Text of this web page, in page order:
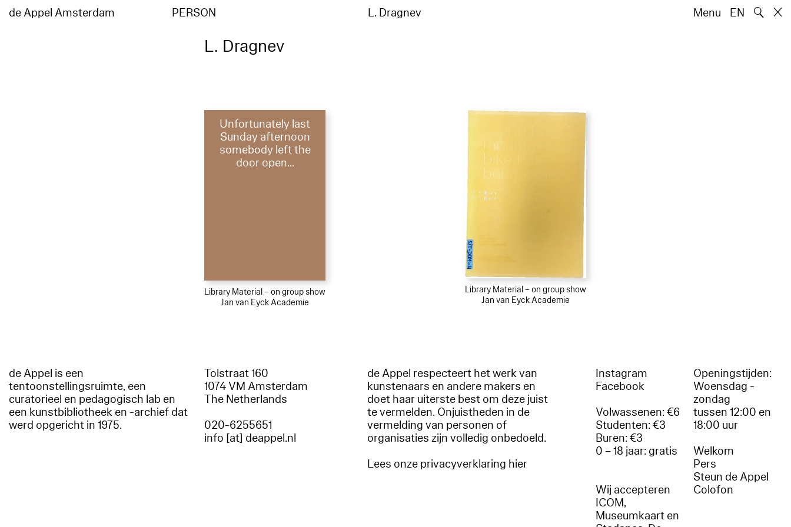
de Appel Amsterdam PERSON L. Dragnev Menu EN 🔍
L. Dragnev
Unfortunately last
Sunday afternoon
somebody left the
door open...
Library Material – on group show
Jan van Eyck Academie
Library Material – on group show
Jan van Eyck Academie
de Appel is een
tentoonstellingsruimte, een
curatorieel en pedagogisch lab en
een kunstbibliotheek en -archief dat
werd opgericht in 1975.
Tolstraat 160
1074 VM Amsterdam
The Netherlands
020-6255651
info [at] deappel.nl
de Appel respecteert het werk van
kunstenaars en andere makers en
doet haar uiterste best om deze juist
te vermelden. Onjuistheden in de
vermelding van personen of
organisaties zijn volledig onbedoeld.
Lees onze privacyverklaring hier
Instagram
Facebook
Volwassenen: €6
Studenten: €3
Buren: €3
0 – 18 jaar: gratis
Wij accepteren
ICOM,
Museumkaart en
Openingstijden:
Woensdag -
zondag
tussen 12:00 en
18:00 uur
Welkom
Pers
Steun de Appel
Colofon